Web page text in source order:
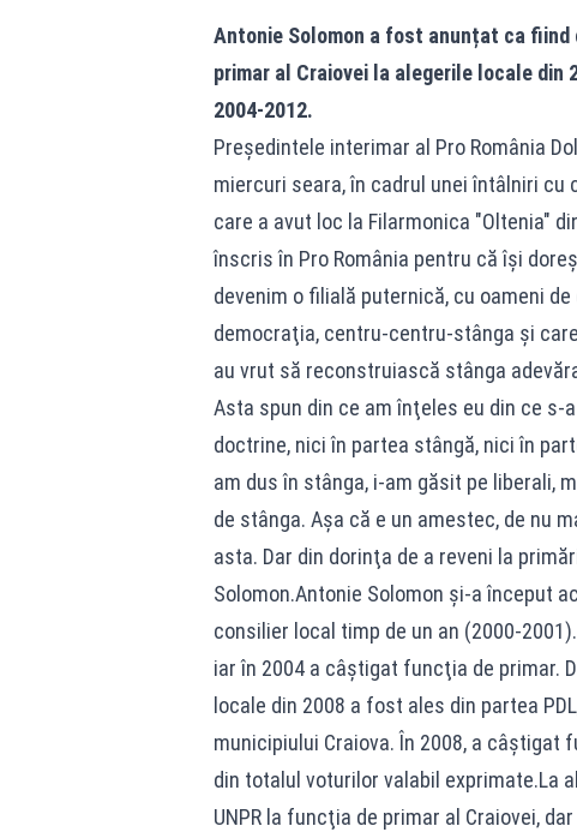
Antonie Solomon a fost anunțat ca
primar al Craiovei la alegerile locale din
2004-2012.
Preşedintele interimar al Pro România
miercuri seara, în cadrul unei întâlniri
care a avut loc la Filarmonica "Oltenia"
înscris în Pro România pentru că își
devenim o filială puternică, cu oameni
democraţia, centru-centru-stânga şi
au vrut să reconstruiască stânga
Asta spun din ce am înţeles eu din ce s-
doctrine, nici în partea stângă, nici în
am dus în stânga, i-am găsit pe liberali,
de stânga. Aşa că e un amestec, de nu
asta. Dar din dorinţa de a reveni la
Solomon.Antonie Solomon şi-a început
consilier local timp de un an (2000-
iar în 2004 a câştigat funcţia de primar.
locale din 2008 a fost ales din partea
municipiului Craiova. În 2008, a câştigat
din totalul voturilor valabil exprimate.La
UNPR la funcţia de primar al Craiovei,